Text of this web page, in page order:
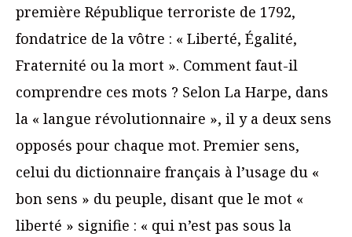
première République terroriste de 1792,
fondatrice de la vôtre : « Liberté, Égalité,
Fraternité ou la mort ». Comment faut-il
comprendre ces mots ? Selon La Harpe, dans
la « langue révolutionnaire », il y a deux sens
opposés pour chaque mot. Premier sens,
celui du dictionnaire français à l’usage du «
bon sens » du peuple, disant que le mot «
liberté » signifie : « qui n’est pas sous la